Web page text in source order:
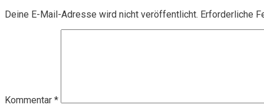
Deine E-Mail-Adresse wird nicht veröffentlicht. Erforderliche
Kommentar *